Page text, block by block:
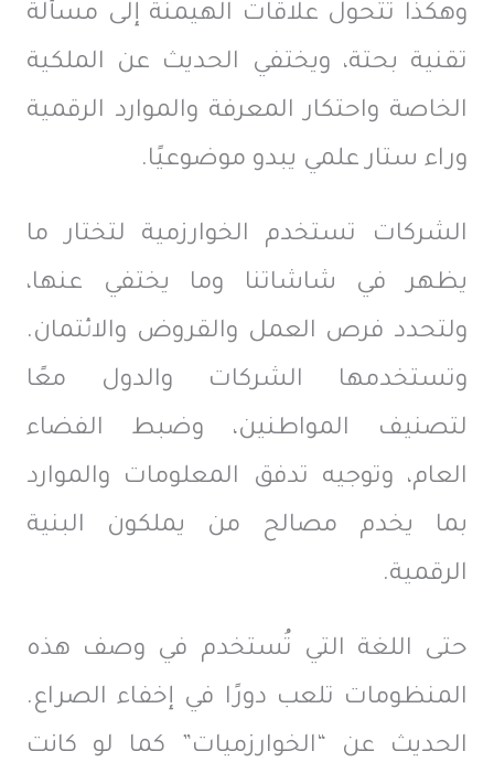
وهكذا تتحول علاقات الهيمنة إلى مسألة
تقنية بحتة، ويختفي الحديث عن الملكية
الخاصة واحتكار المعرفة والموارد الرقمية
وراء ستار علمي يبدو موضوعيًا.
الشركات تستخدم الخوارزمية لتختار ما
يظهر في شاشاتنا وما يختفي عنها،
ولتحدد فرص العمل والقروض والائتمان.
وتستخدمها الشركات والدول معًا
لتصنيف المواطنين، وضبط الفضاء
العام، وتوجيه تدفق المعلومات والموارد
بما يخدم مصالح من يملكون البنية
الرقمية.
حتى اللغة التي تُستخدم في وصف هذه
المنظومات تلعب دورًا في إخفاء الصراع.
الحديث عن “الخوارزميات” كما لو كانت